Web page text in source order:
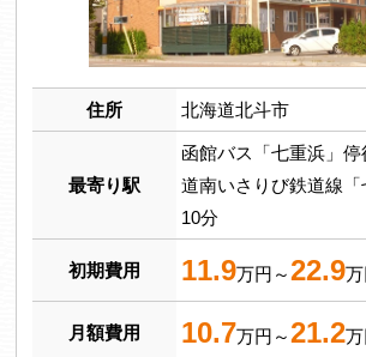
住所 北海道北斗市
最寄り駅
函館バス「七重浜」停
道南いさりび鉄道線
10分
初期費用 11.9万円～22.9
月額費用 10.7万円～21.2